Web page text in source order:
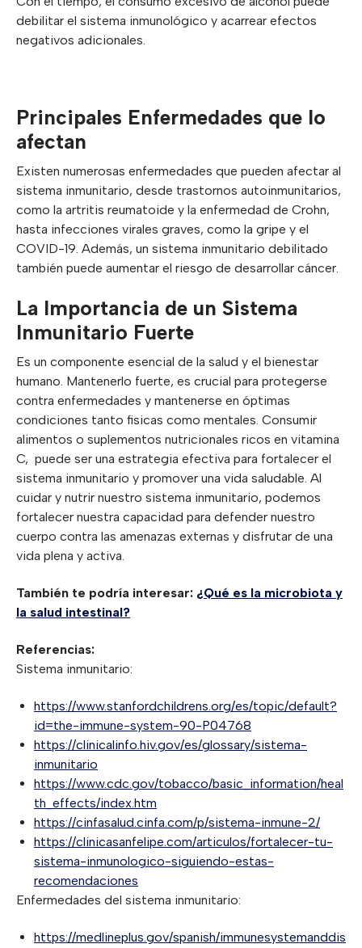
debilitar el sistema inmunológico y acarrear efectos
negativos adicionales.
Principales Enfermedades que lo
afectan
Existen numerosas enfermedades que pueden afectar al
sistema inmunitario, desde trastornos autoinmunitarios,
como la artritis reumatoide y la enfermedad de Crohn,
hasta infecciones virales graves, como la gripe y el
COVID-19. Además, un sistema inmunitario debilitado
también puede aumentar el riesgo de desarrollar cáncer.
La Importancia de un Sistema
Inmunitario Fuerte
Es un componente esencial de la salud y el bienestar
humano. Mantenerlo fuerte, es crucial para protegerse
contra enfermedades y mantenerse en óptimas
condiciones tanto fisicas como mentales. Consumir
alimentos o suplementos nutricionales ricos en vitamina
C, puede ser una estrategia efectiva para fortalecer el
sistema inmunitario y promover una vida saludable. Al
cuidar y nutrir nuestro sistema inmunitario, podemos
fortalecer nuestra capacidad para defender nuestro
cuerpo contra las amenazas externas y disfrutar de una
vida plena y activa.
También te podría interesar: ¿Qué es la microbiota y
la salud intestinal?
Referencias:
Sistema inmunitario:
https://www.stanfordchildrens.org/es/topic/default?
id=the-immune-system-90-P04768
https://clinicalinfo.hiv.gov/es/glossary/sistema-
inmunitario
https://www.cdc.gov/tobacco/basic_information/heal
th_effects/index.htm
https://cinfasalud.cinfa.com/p/sistema-inmune-2/
https://clinicasanfelipe.com/articulos/fortalecer-tu-
sistema-inmunologico-siguiendo-estas-
recomendaciones
Enfermedades del sistema inmunitario:
https://medlineplus.gov/spanish/immunesystemanddis